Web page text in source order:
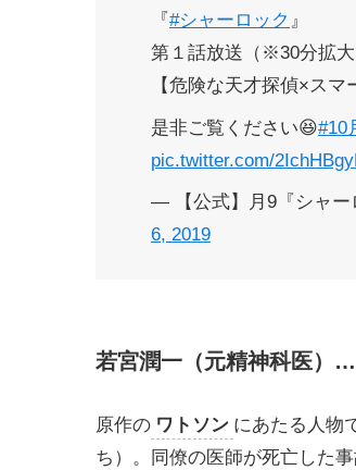
『#シャーロック 』
第１話放送（※30分拡大
【危険な天才探偵×スマ
是非ご覧ください😆#10
pic.twitter.com/
— 【公式】月9『シャー
6, 2019
若宮潤一（元精神科医）
原作の ワトソン にあたる人物
ち）。同僚の医師が死亡した